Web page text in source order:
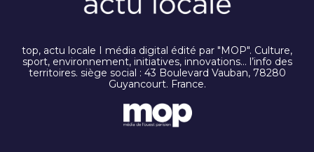
top, actu locale I média digital édité par "MOP". Culture,
sport, environnement, initiatives, innovations… l’info des
territoires. siège social : 43 Boulevard Vauban, 78280
Guyancourt. France.